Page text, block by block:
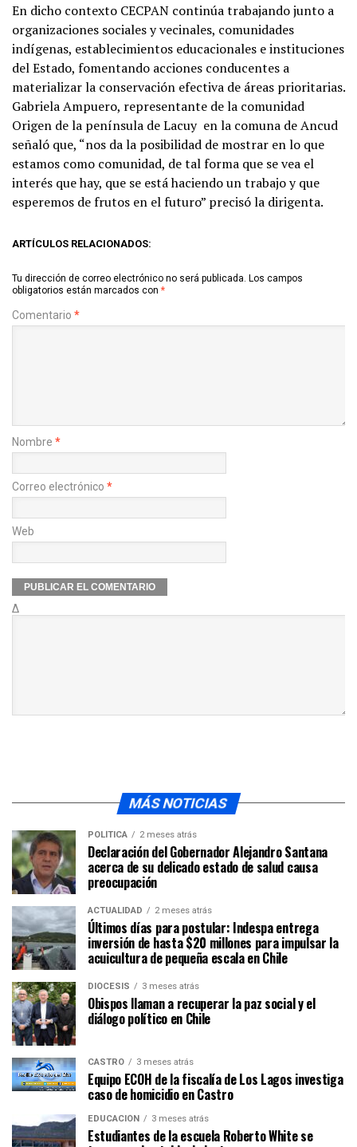
En dicho contexto CECPAN continúa trabajando junto a
organizaciones sociales y vecinales, comunidades
indígenas, establecimientos educacionales e instituciones
del Estado, fomentando acciones conducentes a
materializar la conservación efectiva de áreas prioritarias.
Gabriela Ampuero, representante de la comunidad
Origen de la península de Lacuy en la comuna de Ancud
señaló que, “nos da la posibilidad de mostrar en lo que
estamos como comunidad, de tal forma que se vea el
interés que hay, que se está haciendo un trabajo y que
esperemos de frutos en el futuro” precisó la dirigenta.
ARTÍCULOS RELACIONADOS:
Tu dirección de correo electrónico no será publicada. Los campos
obligatorios están marcados con *
Comentario *
Nombre *
Correo electrónico *
Web
Δ
MÁS NOTICIAS
POLÍTICA 2 meses atrás
Declaración del Gobernador Alejandro Santana
acerca de su delicado estado de salud causa
preocupación
ACTUALIDAD 2 meses atrás
Últimos días para postular: Indespa entrega
inversión de hasta $20 millones para impulsar la
acuicultura de pequeña escala en Chile
DIÓCESIS 3 meses atrás
Obispos llaman a recuperar la paz social y el
diálogo político en Chile
CASTRO 3 meses atrás
Equipo ECOH de la fiscalía de Los Lagos investiga
caso de homicidio en Castro
EDUCACIÓN 3 meses atrás
Estudiantes de la escuela Roberto White se